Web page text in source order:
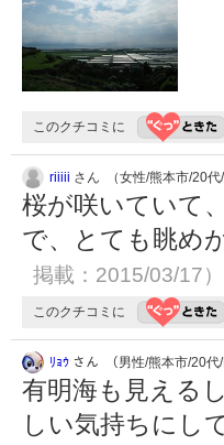
このクチコミに
riiiii さん （女性/熊本市/20代/
桜が咲いていて
で、とても眺め
掲載：2015/03/17）
このクチコミに
ﾘｮｳ さん （男性/熊本市/20代/
有明海も見える
しい気持ちにし